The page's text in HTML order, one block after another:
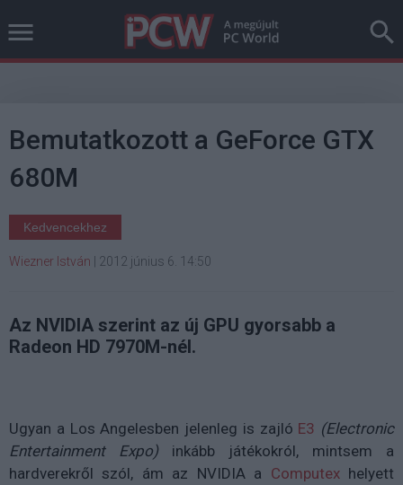
Bemutatkozott a GeForce GTX
680M
Kedvencekhez
Wiezner István 2012 június 6. 14:50
Az NVIDIA szerint az új GPU gyorsabb a
Radeon HD 7970M-nél.
Ugyan a Los Angelesben jelenleg is zajló E3 (Electronic
Entertainment Expo) inkább játékokról, mintsem a
hardverekről szól, ám az NVIDIA a Computexhelyett